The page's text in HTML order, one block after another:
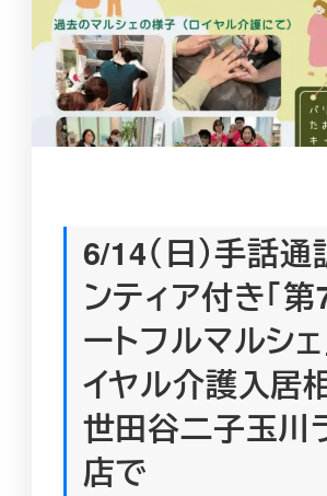
6/14（日）手話
ンティア付き「
ートフルマルシ
イヤル介護入居
世田谷二子玉川
店で